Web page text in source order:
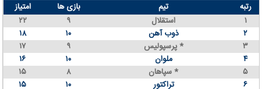
رتبه تیم بازی ها
امتیاز
۱
استقلال ۹
۲۲
۲
ذوب آهن ۱۰
۱۸
۳
پرسپولیس * ۹
۱۷
۴
ملوان ۱۰
۱۶
۵
سپاهان * ۸
۱۵
۶
تراکتور ۱۰
۱۵